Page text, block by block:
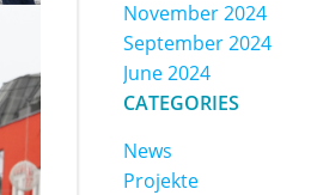
November 2024
September 2024
June 2024
CATEGORIES
News
Projekte